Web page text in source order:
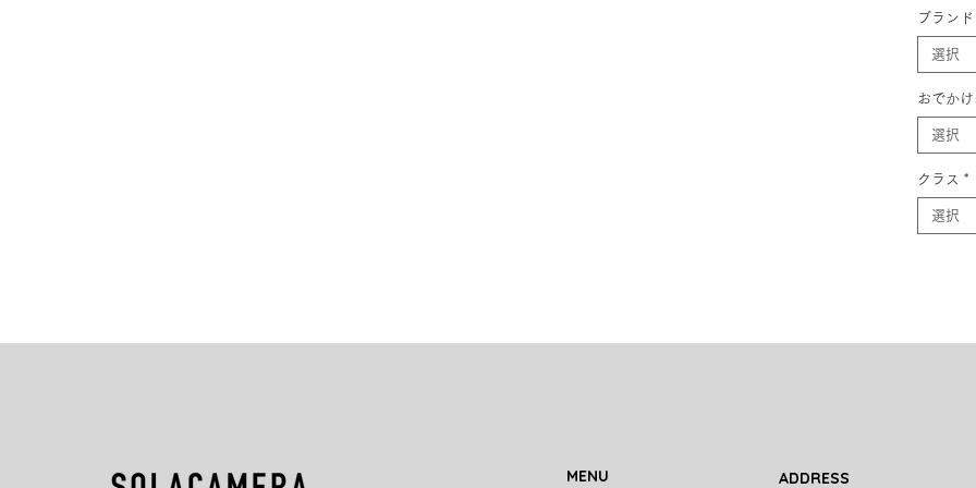
ブランド
選択
おでか
選択
クラス *
選択
MENU ADDRESS